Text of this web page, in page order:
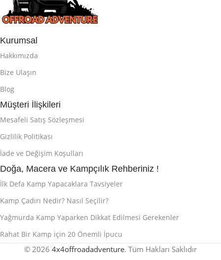
Kurumsal
Hakkımızda
Bize Ulaşın
Blog
Müşteri İlişkileri
Mesafeli Satış Sözleşmesi
Gizlilik Politikası
İade ve Değişim Koşulları
Doğa, Macera ve Kampçılık Rehberiniz !
İlk Defa Kamp Yapacaklara Tavsiyeler
Kamp Çadırı Nedir? Nasıl Seçilir?
Yağmurda Kamp Yaparken Dikkat Edilmesi Gerekenler
Rahat Bir Kamp için 20 Önemli İpucu
© 2026 4x4offroadadventure. Tüm Hakları Saklıdır